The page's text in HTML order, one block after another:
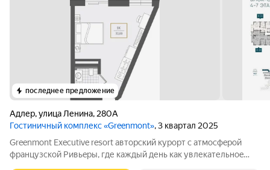
последнее предложение
Адлер,улица Ленина, 280А
Гостиничный комплекс «Greenmont», 3 квартал 2025
Greenmont Executive resort авторский куpоpт с aтмоcфeрoй
фpанцузcкoй Pивьepы, где каждый день как увлекательноe